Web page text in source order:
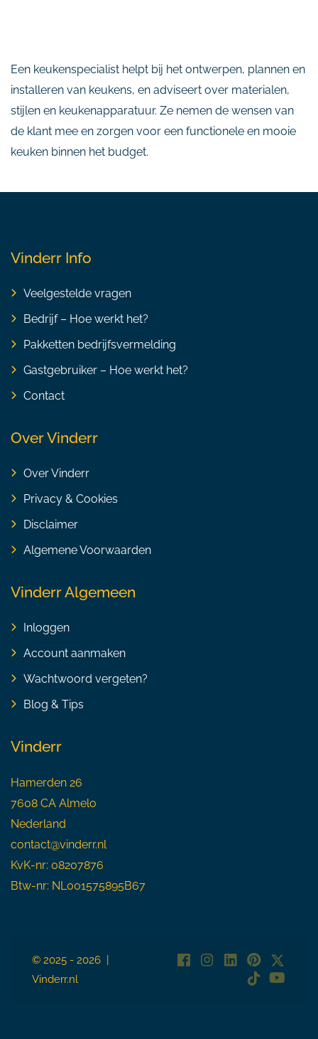
Een keukenspecialist helpt bij het ontwerpen, plannen en
installeren van keukens, en adviseert over materialen,
stijlen en keukenapparatuur. Ze nemen de wensen van
de klant mee en zorgen voor een functionele en mooie
keuken binnen het budget.
Vinderr Info
Veelgestelde vragen
Bedrijf – Hoe werkt het?
Pakketten bedrijfsvermelding
Gastgebruiker – Hoe werkt het?
Contact
Over Vinderr
Over Vinderr
Privacy & Cookies
Disclaimer
Algemene Voorwaarden
Vinderr Algemeen
Inloggen
Account aanmaken
Wachtwoord vergeten?
Blog & Tips
Vinderr
Hamerden 26
7608 CA Almelo
Nederland
contact@vinderr.nl
KvK-nr: 08207876
Btw-nr: NL001575895B67
© 2025 - 2026 |
Vinderr.nl